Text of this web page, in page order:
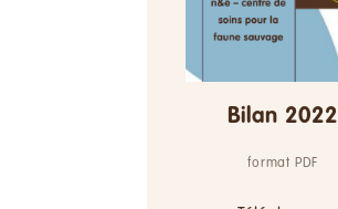
Bilan 2022
format PDF